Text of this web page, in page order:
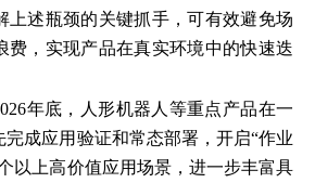
上述瓶颈的关键抓手，可有效避免场
费，实现产品在真实环境中的快速迭
年底，人形机器人等重点产品在一
成应用验证和常态部署，开启“作业
以上高价值应用场景，进一步丰富具